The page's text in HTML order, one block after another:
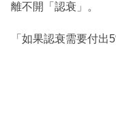
離不開「認衰」。
「如果認衰需要付出